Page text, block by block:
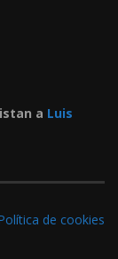
a Luis
de cookies